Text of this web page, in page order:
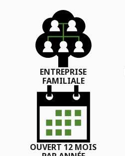
ENTREPRISE
FAMILIALE
OUVERT 12 MOIS